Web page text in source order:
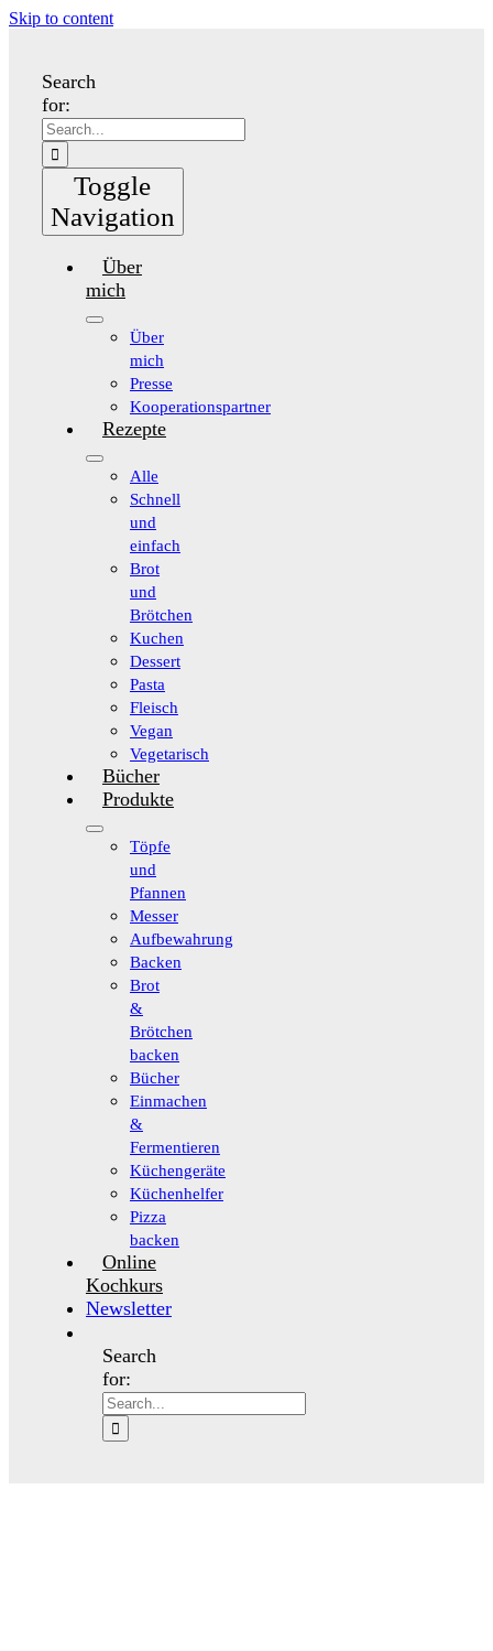
Skip to content
Search
for:
Toggle
Navigation
Über
mich
Über
mich
Presse
Kooperationspartner
Rezepte
Alle
Schnell
und
einfach
Brot
und
Brötchen
Kuchen
Dessert
Pasta
Fleisch
Vegan
Vegetarisch
Bücher
Produkte
Töpfe
und
Pfannen
Messer
Aufbewahrung
Backen
Brot
&
Brötchen
backen
Bücher
Einmachen
&
Fermentieren
Küchengeräte
Küchenhelfer
Pizza
backen
Online
Kochkurs
Newsletter
Search
for: